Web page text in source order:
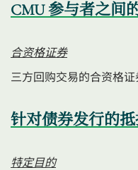
CMU 参与者之间
合资格证券
三方回购交易的合资格
针对债券发行的
特定目的